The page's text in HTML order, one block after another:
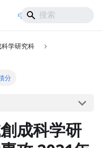
中文/ 日本語
学研究科
分
成科学研